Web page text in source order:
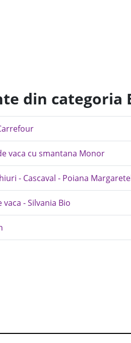
din categoria
vaca cu smantana Monor
- Cascaval - Poiana
- Silvania Bio